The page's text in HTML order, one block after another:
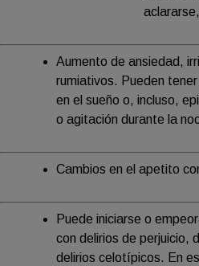
Aumento de ansiedad,
rumiativos. Pueden
en el sueño o, incluso,
o agitación durante la
Cambios en el apetito
Puede iniciarse o
con delirios de perjuicio,
delirios celotípicos. En